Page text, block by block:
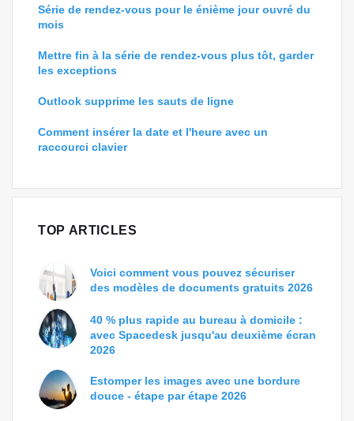
Série de rendez-vous pour le énième jour ouvré du
mois
Mettre fin à la série de rendez-vous plus tôt, garder
les exceptions
Outlook supprime les sauts de ligne
Comment insérer la date et l'heure avec un
raccourci clavier
TOP ARTICLES
Voici comment vous pouvez sécuriser
des modèles de documents gratuits 2026
40 % plus rapide au bureau à domicile :
avec Spacedesk jusqu'au deuxième écran
2026
Estomper les images avec une bordure
douce - étape par étape 2026